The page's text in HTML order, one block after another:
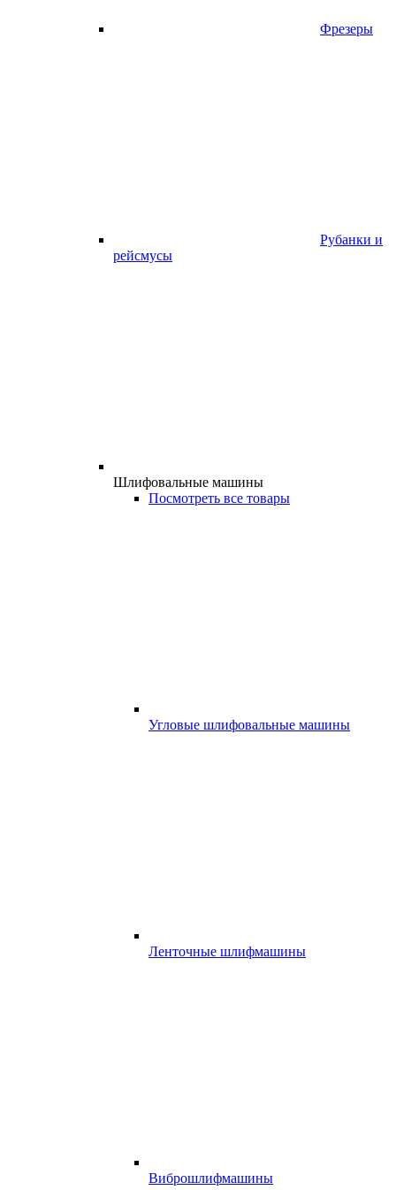
Фрезеры
Рубанки и
рейсмусы
Шлифовальные машины
Посмотреть все товары
Угловые шлифовальные машины
Ленточные шлифмашины
Виброшлифмашины